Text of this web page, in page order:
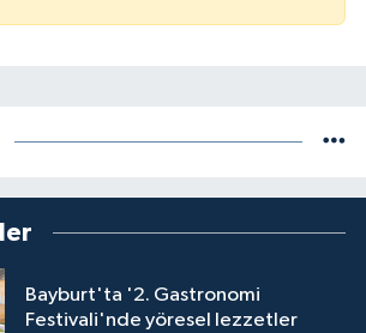
Bayburt'ta '2. Gastronomi
Festivali'nde yöresel lezzetler